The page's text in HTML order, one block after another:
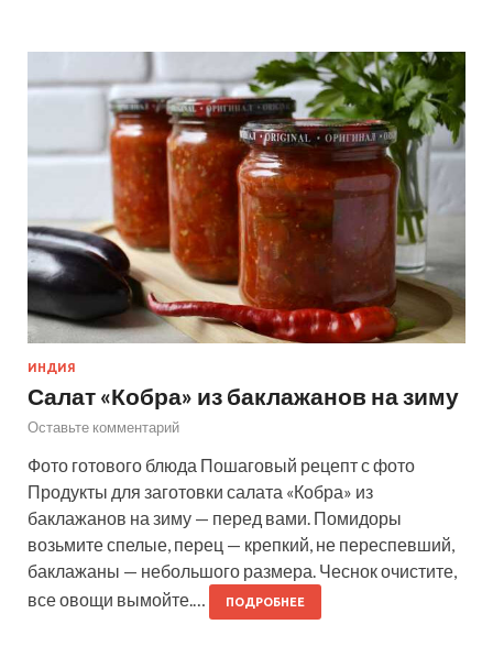
ИНДИЯ
Салат «Кобра» из баклажанов на зиму
Оставьте комментарий
Фото готового блюда Пошаговый рецепт с фото
Продукты для заготовки салата «Кобра» из
баклажанов на зиму — перед вами. Помидоры
возьмите спелые, перец — крепкий, не переспевший,
баклажаны — небольшого размера. Чеснок очистите,
все овощи вымойте.…
ПОДРОБНЕЕ